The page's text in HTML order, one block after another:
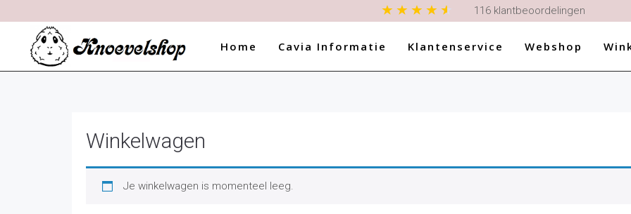
In de komende periode passen wij onze productnamen en omschrijvingen aan, kunt u iets niet
116 klantbeoordelingen
Home Cavia Informatie Klantenservice Webshop
Winkelwagen
Je winkelwagen is momenteel leeg.